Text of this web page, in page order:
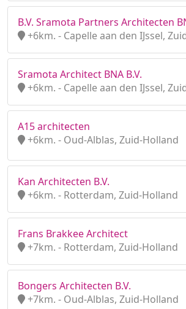
B.V. Sramota Partners Architecten
+6km. - Capelle aan den IJssel,
Sramota Architect BNA B.V.
+6km. - Capelle aan den IJssel,
A15 architecten
+6km. - Oud-Alblas, Zuid-Holland
Kan Architecten B.V.
+6km. - Rotterdam, Zuid-Holland
Frans Brakkee Architect
+7km. - Rotterdam, Zuid-Holland
Bongers Architecten B.V.
+7km. - Oud-Alblas, Zuid-Holland